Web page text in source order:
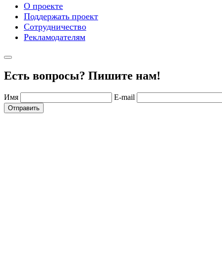
О проекте
Поддержать проект
Сотрудничество
Рекламодателям
Есть вопросы? Пишите нам!
Имя E-mail